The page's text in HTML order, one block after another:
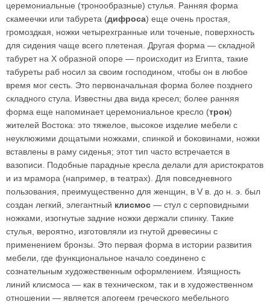
церемониальные (тронообразные) стулья. Ранняя форма
скамеечки или табурета (дифроса) еще очень простая,
громоздкая, ножки четырехгранные или точеные, поверхность
для сидения чаще всего плетеная. Другая форма — складной
табурет на Х образной опоре — происходит из Египта, такие
табуреты раб носил за своим господином, чтобы он в любое
время мог сесть. Это первоначальная форма более позднего
складного стула. Известны два вида кресел; более ранняя
форма еще напоминает церемониальное кресло (трон)
жителей Востока: это тяжелое, высокое изделие мебели с
неуклюжими дощатыми ножками, спинкой и боковинами, ножки
вставлены в раму сиденья; этот тип часто встречается в
вазописи. Подобные парадные кресла делали для аристократов
и из мрамора (например, в театрах). Для повседневного
пользования, преимущественно для женщин, в V в. до н. э. был
создан легкий, элегантный клисмос — стул с серповидными
ножками, изогнутые задние ножки держали спинку. Такие
стулья, вероятно, изготовляли из гнутой древесины с
применением бронзы. Это первая форма в истории развития
мебели, где функциональное начало соединено с
сознательным художественным оформлением. Изящность
линий клисмоса — как в техническом, так и в художественном
отношении — является апогеем греческого мебельного